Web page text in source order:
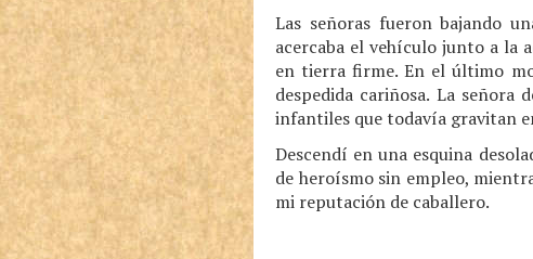
Las señoras fueron bajando
acercaba el vehículo junto a la
en tierra firme. En el último
despedida cariñosa. La
infantiles que todavía gravitan
Descendí en una esquina
de heroísmo sin empleo,
mi reputación de caballero.